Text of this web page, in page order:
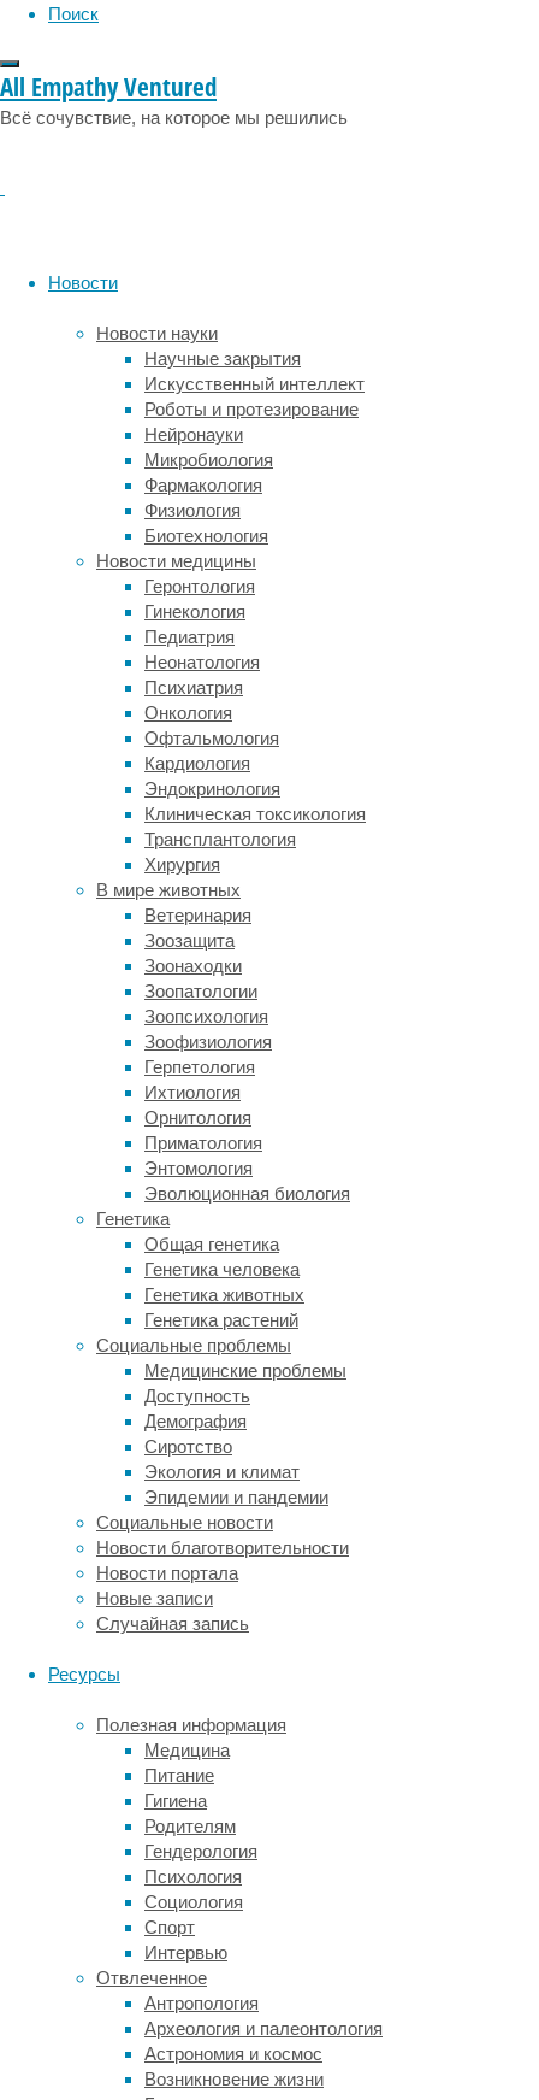
Поиск
All Empathy Ventured
Всё сочувствие, на которое мы решились
Новости
Новости науки
Научные закрытия
Искусственный интеллект
Роботы и протезирование
Нейронауки
Микробиология
Фармакология
Физиология
Биотехнология
Новости медицины
Геронтология
Гинекология
Педиатрия
Неонатология
Психиатрия
Онкология
Офтальмология
Кардиология
Эндокринология
Клиническая токсикология
Трансплантология
Хирургия
В мире животных
Ветеринария
Зоозащита
Зоонаходки
Зоопатологии
Зоопсихология
Зоофизиология
Герпетология
Ихтиология
Орнитология
Приматология
Энтомология
Эволюционная биология
Генетика
Общая генетика
Генетика человека
Генетика животных
Генетика растений
Социальные проблемы
Медицинские проблемы
Доступность
Демография
Сиротство
Экология и климат
Эпидемии и пандемии
Социальные новости
Новости благотворительности
Новости портала
Новые записи
Случайная запись
Ресурсы
Полезная информация
Медицина
Питание
Гигиена
Родителям
Гендерология
Психология
Социология
Спорт
Интервью
Отвлеченное
Антропология
Археология и палеонтология
Астрономия и космос
Возникновение жизни
патологическим
белком
из
ткани.
Амилоид
считается
одной
из
причин
болезни
Альцгеймера.
Новый
препарат
болезни
Альцгеймера
впервые
продемонстрировал
обнадеживающий
результат
настолько
крупном
исследовании.
первое
испытание
второй
фазы
лекарств
против
этого
заболевания,
указывает
New
York
Times.
этом
этапе
эффективность
лекарства
проверяют
небольшой
группе
пациентов.
Ранее
в
исследованиях
таких
препаратов
вторую
пропускали.
первой
фазы
(она
демонстрирует
безопасность
лекарства
небольшой
группе
людей)
сразу
начинались
исследования
третьей
фазы